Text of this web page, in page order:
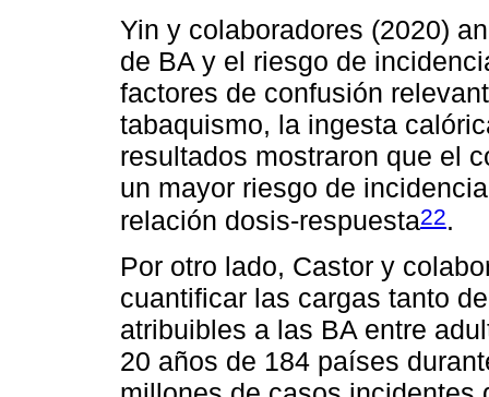
Yin y colaboradores (2020)
de BA y el riesgo de
factores de confusión
tabaquismo, la ingesta
resultados mostraron que el
un mayor riesgo de
relación dosis-respuesta22.
Por otro lado, Castor y
cuantificar las cargas tanto
atribuibles a las BA entre
20 años de 184 países